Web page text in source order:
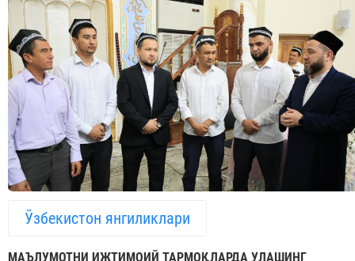
Ўзбекистон янгиликлари
МАЪЛУМОТНИ ИЖТИМОИЙ ТАРМОҚЛАРДА УЛАШИНГ